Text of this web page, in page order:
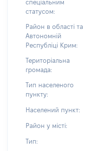
спеціальним
статусом:
Район в області та
Автономній
Республіці Крим:
Територіальна
громада:
Тип населеного
пункту:
Населений пункт:
Район у місті:
Тип: